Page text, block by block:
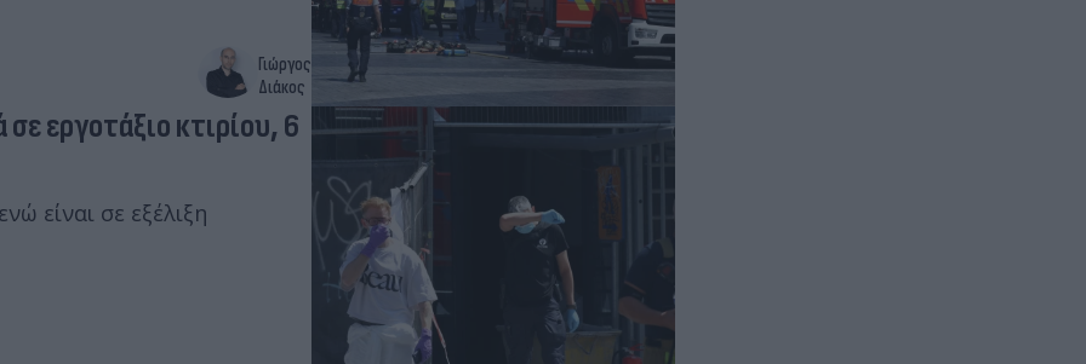
Γιώργος
Διάκος
εργοτάξιο κτιρίου, 6
είναι σε εξέλιξη